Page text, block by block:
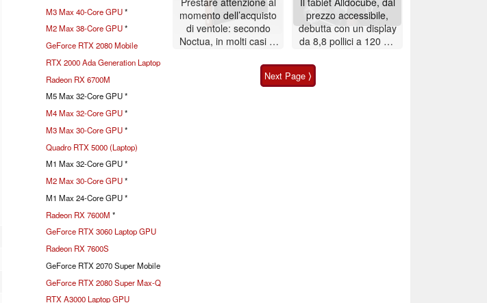
M3 Max 40-Core GPU*
M2 Max 38-Core GPU*
GeForce RTX 2080 Mobile
RTX 2000 Ada Generation Laptop
Radeon RX 6700M
M5 Max 32-Core GPU *
M4 Max 32-Core GPU*
M3 Max 30-Core GPU*
Quadro RTX 5000 (Laptop)
M1 Max 32-Core GPU *
M2 Max 30-Core GPU*
M1 Max 24-Core GPU *
Radeon RX 7600M *
GeForce RTX 3060 Laptop GPU
Radeon RX 7600S
GeForce RTX 2070 Super Mobile
GeForce RTX 2080 Super Max-Q
RTX A3000 Laptop GPU
momento dell’acquisto
di ventole: secondo
Noctua, in molti casi le
nelle inserzioni sono
prezzo accessibile,
debutta con un display
da 8,8 pollici a 120 Hz
Next Page ⟩